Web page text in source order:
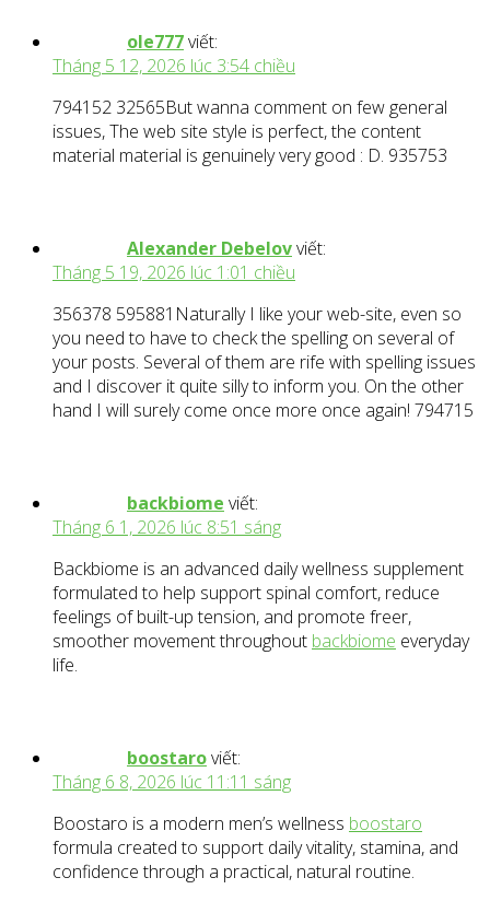
ole777viết:
Tháng 5 12, 2026 lúc 3:54 chiều
794152 32565But wanna comment on few general
issues, The web site style is perfect, the content
material material is genuinely very good : D. 935753
Alexander Debelovviết:
Tháng 5 19, 2026 lúc 1:01 chiều
356378 595881Naturally I like your web-site, even so
you need to have to check the spelling on several of
your posts. Several of them are rife with spelling issues
and I discover it quite silly to inform you. On the other
hand I will surely come once more once again! 794715
backbiome viết:
Tháng 6 1, 2026 lúc 8:51 sáng
Backbiome is an advanced daily wellness supplement
formulated to help support spinal comfort, reduce
feelings of built-up tension, and promote freer,
smoother movement throughout backbiome everyday
life.
boostaroviết:
Tháng 6 8, 2026 lúc 11:11 sáng
Boostaro is a modern men’s wellness boostaro
formula created to support daily vitality, stamina, and
confidence through a practical, natural routine.